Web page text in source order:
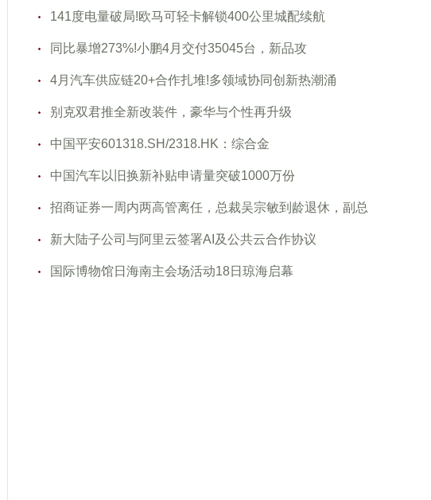
141度电量破局!欧马可轻卡解锁400公里城配续航
同比暴增273%!小鹏4月交付35045台，新品攻
4月汽车供应链20+合作扎堆!多领域协同创新热潮涌
别克双君推全新改装件，豪华与个性再升级
中国平安601318.SH/2318.HK：综合金
中国汽车以旧换新补贴申请量突破1000万份
招商证券一周内两高管离任，总裁吴宗敏到龄退休，副总
新大陆子公司与阿里云签署AI及公共云合作协议
国际博物馆日海南主会场活动18日琼海启幕